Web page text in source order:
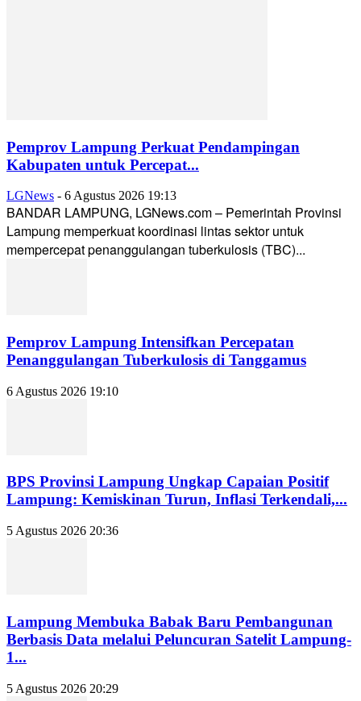
Pemprov Lampung Perkuat Pendampingan
Kabupaten untuk Percepat...
LGNews - 6 Agustus 2026 19:13
BANDAR LAMPUNG, LGNews.com – Pemerintah Provinsi
Lampung memperkuat koordinasi lintas sektor untuk
mempercepat penanggulangan tuberkulosis (TBC)...
Pemprov Lampung Intensifkan Percepatan
Penanggulangan Tuberkulosis di Tanggamus
6 Agustus 2026 19:10
BPS Provinsi Lampung Ungkap Capaian Positif
Lampung: Kemiskinan Turun, Inflasi Terkendali,...
5 Agustus 2026 20:36
Lampung Membuka Babak Baru Pembangunan
Berbasis Data melalui Peluncuran Satelit Lampung-
1...
5 Agustus 2026 20:29